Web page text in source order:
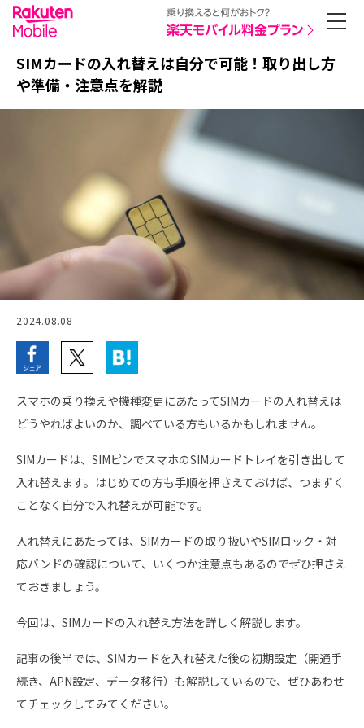
SIMカードの入れ替えは自分で可能！取り出し方
や準備・注意点を解説
2024.08.08
スマホの乗り換えや機種変更にあたってSIMカードの入れ替えは
どうやればよいのか、調べている方もいるかもしれません。
SIMカードは、SIMピンでスマホのSIMカードトレイを引き出して
入れ替えます。はじめての方も手順を押さえておけば、つまずく
ことなく自分で入れ替えが可能です。
入れ替えにあたっては、SIMカードの取り扱いやSIMロック・対
応バンドの確認について、いくつか注意点もあるのでぜひ押さえ
ておきましょう。
今回は、SIMカードの入れ替え方法を詳しく解説します。
記事の後半では、SIMカードを入れ替えた後の初期設定（開通手
続き、APN設定、データ移行）も解説しているので、ぜひあわせ
てチェックしてみてください。